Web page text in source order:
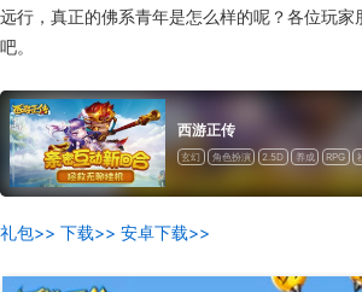
远行，真正的佛系青年是怎么样的呢？各位玩家
吧。
西游正传
玄幻 角色扮演 2.5D 养成 RPG
礼包>> 下载>> 安卓下载>>